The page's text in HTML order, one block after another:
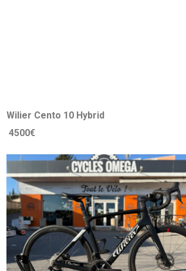
Wilier Cento 10 Hybrid
4500€